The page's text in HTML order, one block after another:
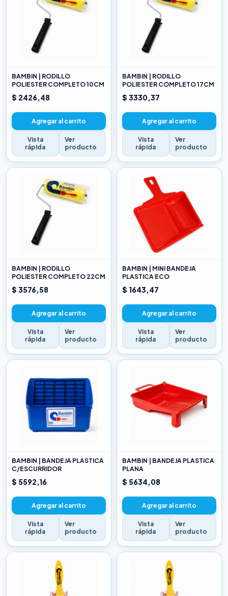
BAMBIN | RODILLO
POLIESTER COMPLETO 10CM
$ 2426,48
Agregar al carrito
Vista
rápida
Ver
producto
BAMBIN | RODILLO
POLIESTER COMPLETO 17CM
$ 3330,37
Agregar al carrito
Vista
rápida
Ver
producto
BAMBIN | RODILLO
POLIESTER COMPLETO 22CM
$ 3576,58
Agregar al carrito
Vista
rápida
Ver
producto
BAMBIN | MINI BANDEJA
PLASTICA ECO
$ 1643,47
Agregar al carrito
Vista
rápida
Ver
producto
BAMBIN | BANDEJA PLASTICA
C/ESCURRIDOR
$ 5592,16
Agregar al carrito
Vista
rápida
Ver
producto
BAMBIN | BANDEJA PLASTICA
PLANA
$ 5634,08
Agregar al carrito
Vista
rápida
Ver
producto